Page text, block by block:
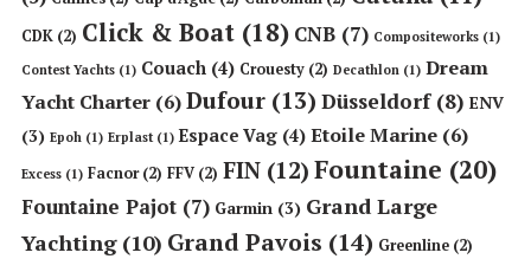
CDK (2) Click & Boat (18) CNB (7) Compositeworks (1)
Contest Yachts (1) Couach (4) Crouesty (2) Decathlon (1) Dream
Yacht Charter (6)Dufour (13) Düsseldorf(8) ENV
(3) Epoh (1) Erplast(1) Espace Vag (4) Etoile Marine (6)
Excess (1) Facnor(2) FFV (2) FIN (12) Fountaine (20)
Fountaine Pajot (7) Garmin (3) Grand Large
Yachting(10) Grand Pavois (14) Greenline (2)